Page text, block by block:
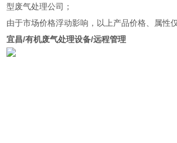
型废气处理公司；
由于市场价格浮动影响，以上产品价格、属性
宜昌/有机废气处理设备/远程管理